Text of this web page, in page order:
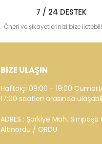
7 / 24 DESTEK
Öneri ve şikayetlerinizi bize
BİZE ULAŞIN
Haftaiçi 09:00 - 19:00
17:00 saatleri arasında
ADRES : Şarkiye Mah.
Altınordu / ORDU